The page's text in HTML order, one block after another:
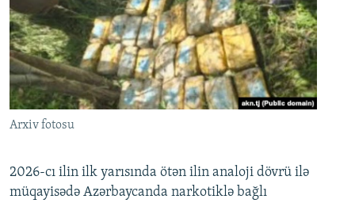
Arxiv fotosu
2026-cı ilin ilk yarısında ötən ilin analoji dövrü ilə
müqayisədə Azərbaycanda narkotiklə bağlı